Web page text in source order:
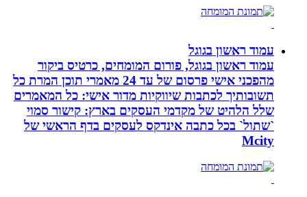
עמוד ראשון בגוגל
עמוד ראשון בגוגל, פורום המומחים, כרטיס ביקור
מהפכני אישי פרסום של עד 24 מאמרי תוכן המרת כל
תשובותיך לכתבות שיווקיות מדור אישי: כל המאמרים
שלל הלהיט של מקדמי העסקים בארץ: קישור סמוי
`שתול` בכל כתבה אינדקס לעסקים בדף הראשי של
Mcity